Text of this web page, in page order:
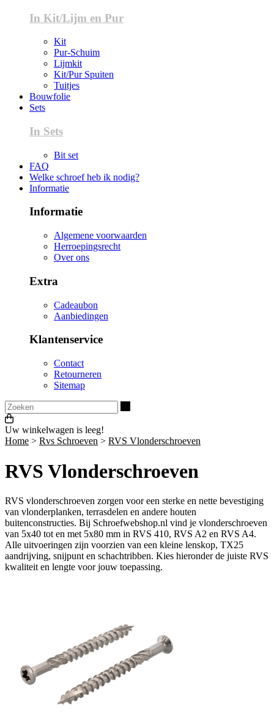
In Kit/Lijm en Pur
Kit
Pur-Schuim
Lijmkit
Kit/Pur Spuiten
Tuitjes
Bouwfolie
Sets
In Sets
Bit set
FAQ
Welke schroef heb ik nodig?
Informatie
Informatie
Algemene voorwaarden
Herroepingsrecht
Over ons
Extra
Cadeaubon
Aanbiedingen
Klantenservice
Contact
Retourneren
Sitemap
Uw winkelwagen is leeg!
Home > Rvs Schroeven > RVS Vlonderschroeven
RVS Vlonderschroeven
RVS vlonderschroeven zorgen voor een sterke en nette bevestiging
van vlonderplanken, terrasdelen en andere houten
buitenconstructies. Bij Schroefwebshop.nl vind je vlonderschroeven
van 5x40 tot en met 5x80 mm in RVS 410, RVS A2 en RVS A4.
Alle uitvoeringen zijn voorzien van een kleine lenskop, TX25
aandrijving, snijpunt en schachtribben. Kies hieronder de juiste RVS
kwaliteit en lengte voor jouw toepassing.